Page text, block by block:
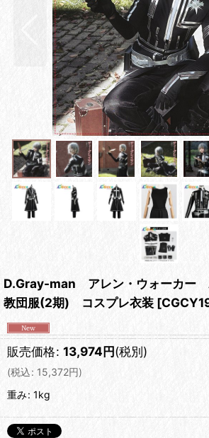
D.Gray-man アレン・ウォーカ
教団服(2期) コスプレ衣装 [
販売価格: 13,974円(税別)
(税込: 15,372円)
重み: 1kg